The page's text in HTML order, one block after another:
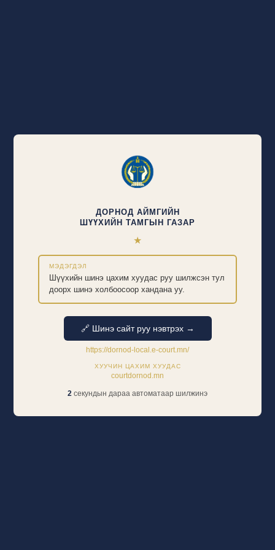
ДОРНОД АЙМГИЙН
ШҮҮХИЙН ТАМГЫН ГАЗАР
★
МЭДЭГДЭЛ
Шүүхийн шинэ цахим хуудас руу шилжсэн тул
доорх шинэ холбоосоор хандана уу.
🔗 Шинэ сайт руу нэвтрэх →
https://dornod-local.e-court.mn/
ХУУЧИН ЦАХИМ ХУУДАС
courtdornod.mn
2 секундын дараа автоматаар шилжинэ